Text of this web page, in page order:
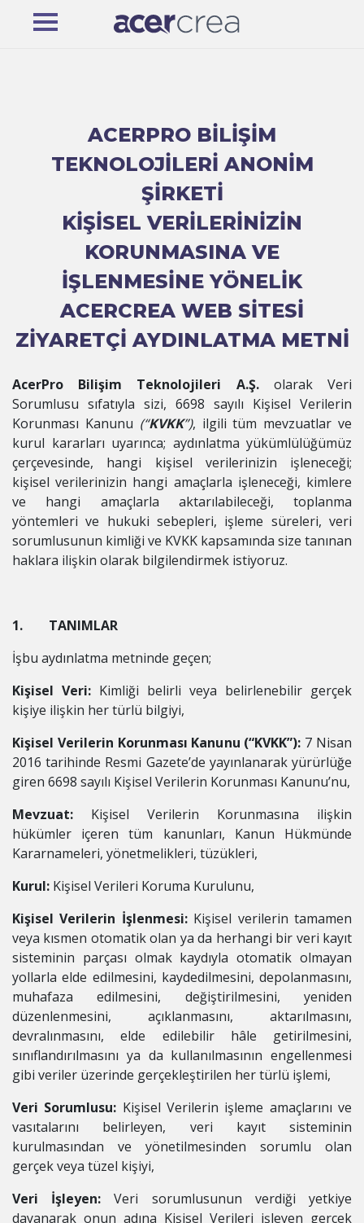
ACERPRO BİLİŞİM
TEKNOLOJİLERİ ANONİM
ŞİRKETİ
KİŞİSEL VERİLERİNİZİN
KORUNMASINA VE
İŞLENMESİNE YÖNELİK
ACERCREA WEB SİTESİ
ZİYARETÇİ AYDINLATMA METNİ
AcerPro Bilişim Teknolojileri A.Ş.olarak Veri
Sorumlusu sıfatıyla sizi, 6698 sayılı Kişisel Verilerin
Korunması Kanunu (“KVKK”), ilgili tüm mevzuatlar ve
kurul kararları uyarınca; aydınlatma yükümlülüğümüz
çerçevesinde, hangi kişisel verilerinizin işleneceği;
kişisel verilerinizin hangi amaçlarla işleneceği, kimlere
ve hangi amaçlarla aktarılabileceği, toplanma
yöntemleri ve hukuki sebepleri, işleme süreleri, veri
sorumlusunun kimliği ve KVKK kapsamında size tanınan
haklara ilişkin olarak bilgilendirmek istiyoruz.
1. TANIMLAR
İşbu aydınlatma metninde geçen;
Kişisel Veri: Kimliği belirli veya belirlenebilir gerçek
kişiye ilişkin her türlü bilgiyi,
Kişisel Verilerin Korunması Kanunu (“KVKK”): 7 Nisan
2016 tarihinde Resmi Gazete’de yayınlanarak yürürlüğe
giren 6698 sayılı Kişisel Verilerin Korunması Kanunu’nu,
Mevzuat: Kişisel Verilerin Korunmasına ilişkin
hükümler içeren tüm kanunları, Kanun Hükmünde
Kararnameleri, yönetmelikleri, tüzükleri,
Kurul: Kişisel Verileri Koruma Kurulunu,
Kişisel Verilerin İşlenmesi:Kişisel verilerin tamamen
veya kısmen otomatik olan ya da herhangi bir veri kayıt
sisteminin parçası olmak kaydıyla otomatik olmayan
yollarla elde edilmesini, kaydedilmesini, depolanmasını,
muhafaza edilmesini, değiştirilmesini, yeniden
düzenlenmesini, açıklanmasını, aktarılmasını,
devralınmasını, elde edilebilir hâle getirilmesini,
sınıflandırılmasını ya da kullanılmasının engellenmesi
gibi veriler üzerinde gerçekleştirilen her türlü işlemi,
Veri Sorumlusu: Kişisel Verilerin işleme amaçlarını ve
vasıtalarını belirleyen, veri kayıt sisteminin
kurulmasından ve yönetilmesinden sorumlu olan
gerçek veya tüzel kişiyi,
Veri İşleyen: Veri sorumlusunun verdiği yetkiye
dayanarak onun adına Kişisel Verileri işleyen gerçek